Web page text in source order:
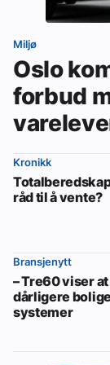
Miljø
Oslo
forbud
Kronikk
råd til å vente?
Bransjenytt
– Tre60 viser
dårligere
systemer